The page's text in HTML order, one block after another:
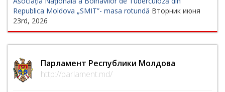
Republica Moldova „SMIT”- masa rotundă Вторник июня
23rd, 2026
Парламент Республики Молдова
http://parlament.md/